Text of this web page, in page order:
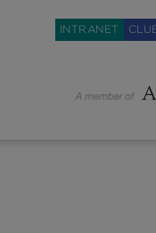
INTRANET